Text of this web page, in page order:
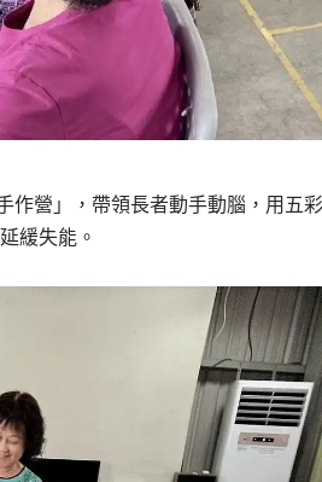
作營」，帶領長者動手動腦，用五
緩失能。